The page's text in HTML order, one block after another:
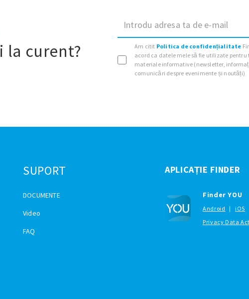
la curent?
Introdu adresa ta de e-mail
Am citit Politica de confidențialitate
acord ca datele mele să fie utilizate
materiale informative (newsletter,
comunicări despre evenimente și noutăți)
SUPORT
DOCUMENTE
Video
FAQ
APLICAȚIE FINDER
Finder YOU
Android |
iOS
Privacy Data Act